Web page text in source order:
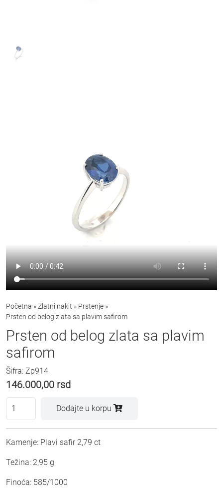
Početna »Zlatni nakit » Prstenje »
Prsten od belog zlata sa plavim safirom
Prsten od belog zlata sa plavim
safirom
Šifra: Zp914
146.000,00 rsd
Dodajte u korpu
Kamenje: Plavi safir 2,79 ct
Težina: 2,95 g
Finoća: 585/1000